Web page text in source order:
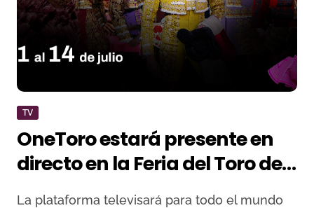
TV
OneToro estará presente en
directo en la Feria del Toro de
Pamplona
La plataforma televisará para todo el mundo